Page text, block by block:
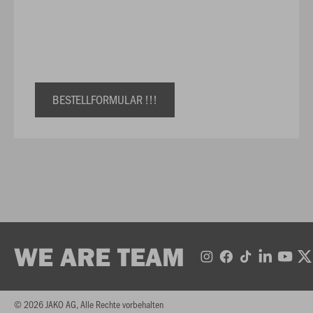
BESTELLFORMULAR !!!
WE ARE TEAM
© 2026 JAKO AG, Alle Rechte vorbehalten